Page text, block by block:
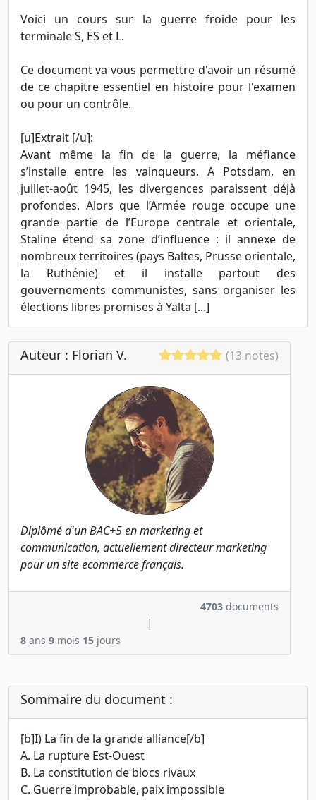
Voici un cours sur la guerre froide pour les
terminale S, ES et L.
Ce document va vous permettre d'avoir un résumé
de ce chapitre essentiel en histoire pour l'examen
ou pour un contrôle.
[u]Extrait [/u]:
Avant même la fin de la guerre, la méfiance
s’installe entre les vainqueurs. A Potsdam, en
juillet-août 1945, les divergences paraissent déjà
profondes. Alors que l’Armée rouge occupe une
grande partie de l’Europe centrale et orientale,
Staline étend sa zone d’influence : il annexe de
nombreux territoires (pays Baltes, Prusse orientale,
la Ruthénie) et il installe partout des
gouvernements communistes, sans organiser les
élections libres promises à Yalta [...]
Auteur : Florian V. (13 notes)
Diplômé d'un BAC+5 en marketing et
communication, actuellement directeur marketing
pour un site ecommerce français.
4703 documents
|
8 ans 9 mois 15 jours
Sommaire du document :
[b]I) La fin de la grande alliance[/b]
A. La rupture Est-Ouest
B. La constitution de blocs rivaux
C. Guerre improbable, paix impossible